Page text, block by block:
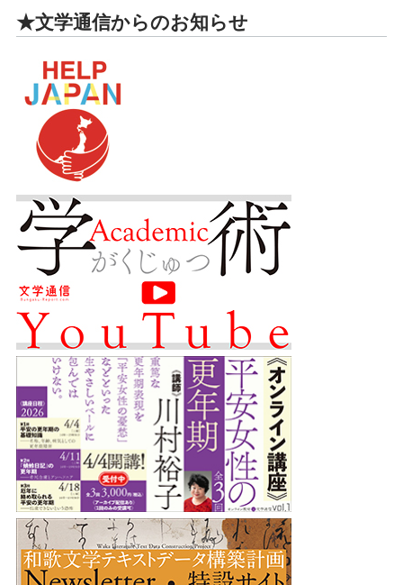
★文学通信からのお知らせ